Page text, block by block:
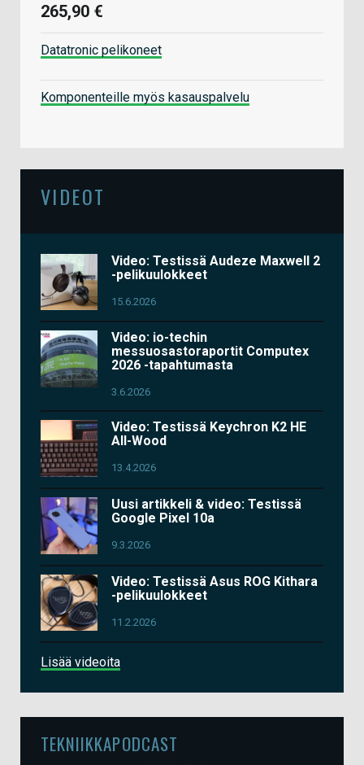
265,90 €
Datatronic pelikoneet
Komponenteille myös kasauspalvelu
VIDEOT
Video: Testissä Audeze Maxwell 2
-pelikuulokkeet
15.6.2026
Video: io-techin
messuosastoraportit Computex
2026 -tapahtumasta
3.6.2026
Video: Testissä Keychron K2 HE
All-Wood
13.4.2026
Uusi artikkeli & video: Testissä
Google Pixel 10a
9.3.2026
Video: Testissä Asus ROG Kithara
-pelikuulokkeet
11.2.2026
Lisää videoita
TEKNIIKKAPODCAST